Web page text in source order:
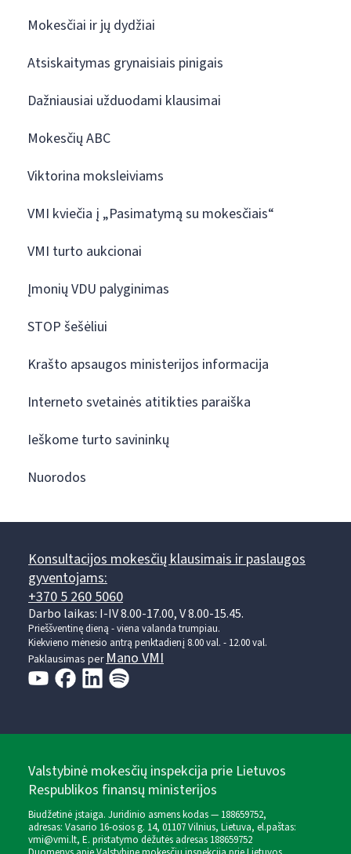
Mokesčiai ir jų dydžiai
Atsiskaitymas grynaisiais pinigais
Dažniausiai užduodami klausimai
Mokesčių ABC
Viktorina moksleiviams
VMI kviečia į „Pasimatymą su mokesčiais“
VMI turto aukcionai
Įmonių VDU palyginimas
STOP šešėliui
Krašto apsaugos ministerijos informacija
Interneto svetainės atitikties paraiška
Ieškome turto savininkų
Nuorodos
Konsultacijos mokesčių klausimais ir paslaugos
gyventojams:
+370 5 260 5060
Darbo laikas: I-IV 8.00-17.00, V 8.00-15.45.
Prieššventinę dieną - viena valanda trumpiau.
Kiekvieno mėnesio antrą penktadienį 8.00 val. - 12.00 val.
Paklausimas perMano VMI
Valstybinė mokesčių inspekcija prie Lietuvos
Respublikos finansų ministerijos
Biudžetinė įstaiga. Juridinio asmens kodas — 188659752,
adresas: Vasario 16-osios g. 14, 01107 Vilnius, Lietuva, el.paštas:
vmi@vmi.lt, E. pristatymo dėžutės adresas 188659752